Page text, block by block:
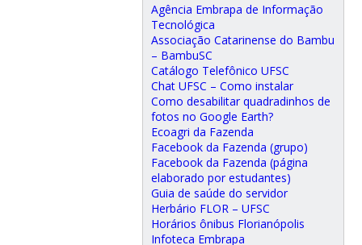
Agência Embrapa de Informação
Tecnológica
Associação Catarinense do Bambu
– BambuSC
Catálogo Telefônico UFSC
Chat UFSC – Como instalar
Como desabilitar quadradinhos de
fotos no Google Earth?
Ecoagri da Fazenda
Facebook da Fazenda (grupo)
Facebook da Fazenda (página
elaborado por estudantes)
Guia de saúde do servidor
Herbário FLOR – UFSC
Horários ônibus Florianópolis
Infoteca Embrapa